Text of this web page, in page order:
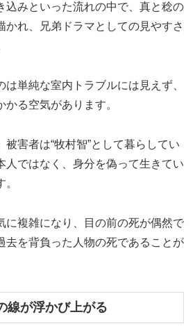
込みといった流れの中で、真と稔の
かれ、兄弟ドラマとしての見やすさ
単純な室内トラブルには見えず、
る空気があります。
被害者は“牧村智”として暮らしてい
人ではなく、身分を偽って生きてい
に複雑になり、目の前の死が偶然で
去を背負った人物の死であることが
線が浮かび上がる